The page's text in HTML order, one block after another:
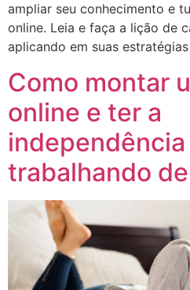
ampliar seu conhecimento e
online. Leia e faça a lição de
aplicando em suas
Como montar
online e ter a
trabalhando